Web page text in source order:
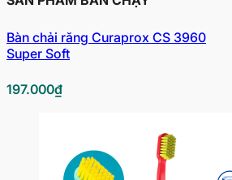
Bàn chải răng Curaprox CS 3960
Super Soft
197.000₫